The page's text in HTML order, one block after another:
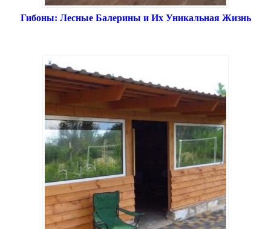
Гибоны: Лесные Балерины и Их Уникальная Жизнь